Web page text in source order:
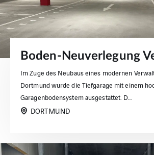
Im Zuge des Neubaus eines modernen
Dortmund wurde die Tiefgarage mit einem
Garagenbodensystem ausgestattet. D…
DORTMUND